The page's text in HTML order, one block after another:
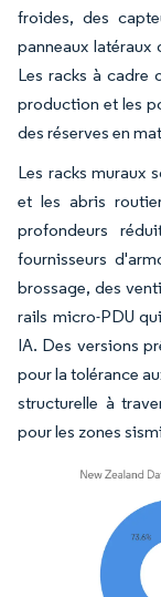
froides, des
panneaux
Les racks à cadre
production et les
des réserves en
Les racks muraux
et les abris
profondeurs
fournisseurs
brossage, des
rails micro-PDU
IA. Des versions
pour la tolérance
structurelle à
pour les zones